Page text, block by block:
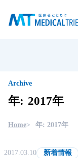
Archive
年: 2017年
Home 年: 2017年
2017.03.10 新着情報